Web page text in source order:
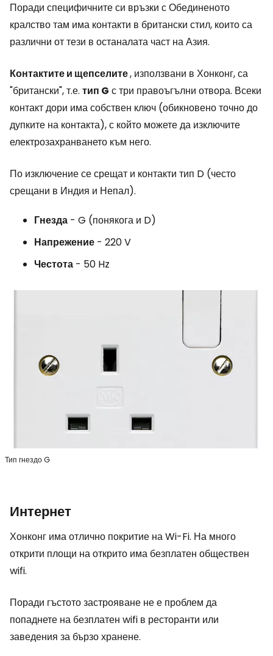
Поради специфичните си връзки с Обединеното
кралство там има контакти в британски стил, които са
различни от тези в останалата част на Азия.
Контактите и щепселите, използвани в Хонконг, са
"британски", т.е. тип G с три правоъгълни отвора. Всеки
контакт дори има собствен ключ (обикновено точно до
дупките на контакта), с който можете да изключите
електрозахранването към него.
По изключение се срещат и контакти тип D (често
срещани в Индия и Непал).
Гнезда - G (понякога и D)
Напрежение - 220 V
Честота - 50 Hz
Тип гнездо G
Интернет
Хонконг има отлично покритие на Wi-Fi. На много
открити площи на открито има безплатен обществен
wifi.
Поради гъстото застрояване не е проблем да
попаднете на безплатен wifi в ресторанти или
заведения за бързо хранене.